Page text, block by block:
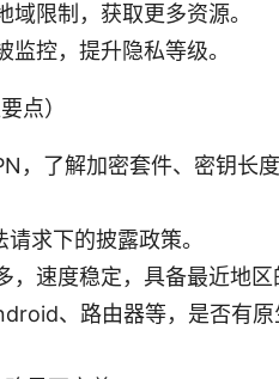
限制，获取更多资源。
控，提升隐私等级。
点）
，了解加密套件、密钥长
求下的披露政策。
速度稳定，具备最近地区
、路由器等，是否有